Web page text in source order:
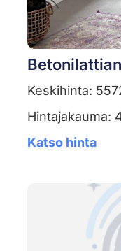
Keskihinta:
Hintajakauma:
Katso hinta